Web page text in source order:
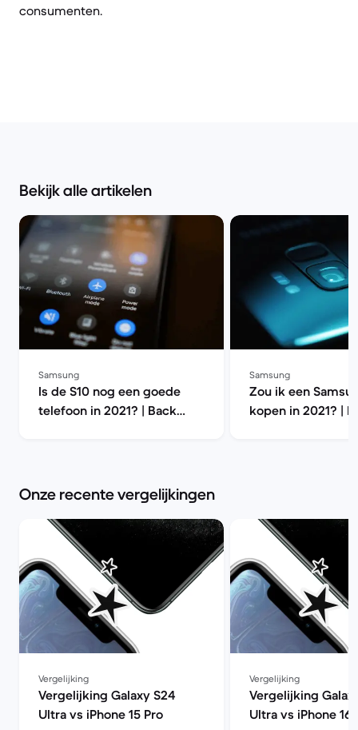
consumenten.
Bekijk alle artikelen
Samsung
Is de S10 nog een goede
telefoon in 2021? | Back
Samsung
Zou ik een
kopen in 2021? |
Onze recente vergelijkingen
Vergelijking
Vergelijking Galaxy S24
Ultra vs iPhone 15 Pro
Vergelijking
Vergelijking
Ultra vs iPhone 16